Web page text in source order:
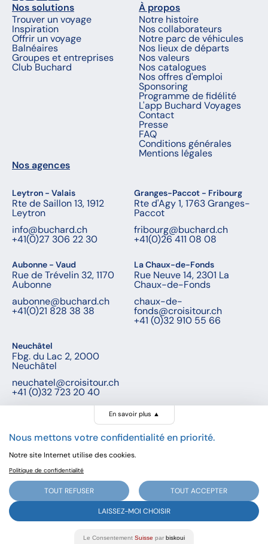
DèsCHF -
Prochain départ: -
Réserver
Voir toutes les dates
Nos solutions
Trouver un voyage
Inspiration
Offrir un voyage
Balnéaires
Groupes et entreprises
Club Buchard
À propos
Notre histoire
Nos collaborateurs
Notre parc de véhicules
Nos lieux de départs
Nos valeurs
Nos catalogues
Nos offres d'emploi
Sponsoring
Programme de fidélité
L'app Buchard Voyages
Contact
Presse
FAQ
Conditions générales
Mentions légales
Nos agences
Leytron - Valais
Rte de Saillon 13, 1912
Leytron
info@buchard.ch
+41(0)27 306 22 30
Granges-Paccot - Fribourg
Rte d'Agy 1, 1763 Granges-
Paccot
fribourg@buchard.ch
+41(0)26 411 08 08
Aubonne - Vaud
Rue de Trévelin 32, 1170
Aubonne
aubonne@buchard.ch
+41(0)21 828 38 38
La Chaux-de-Fonds
Rue Neuve 14, 2301 La
Chaux-de-Fonds
chaux-de-
fonds@croisitour.ch
+41 (0)32 910 55 66
Neuchâtel
Fbg. du Lac 2, 2000
Neuchâtel
neuchatel@croisitour.ch
+41 (0)32 723 20 40
© Buchard voyages, 2026 - Tous droits réservés
En savoir plus ▲
Nous mettons votre confidentialité en priorité.
Notre site Internet utilise des cookies.
Politique de confidentialité
TOUT REFUSER TOUT ACCEPTER
LAISSEZ-MOI CHOISIR
Le Consentement Suisse par biskoui